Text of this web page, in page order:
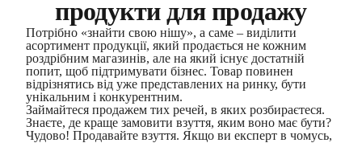
продукти для продажу
Потрібно «знайти свою нішу», а саме – виділити
асортимент продукції, який продається не кожним
роздрібним магазинів, але на який існує достатній
попит, щоб підтримувати бізнес. Товар повинен
відрізнятись від уже представлених на ринку, бути
унікальним і конкурентним.
Займайтеся продажем тих речей, в яких розбираєтеся.
Знаєте, де краще замовити взуття, яким воно має бути?
Чудово! Продавайте взуття. Якщо ви експерт в чомусь,